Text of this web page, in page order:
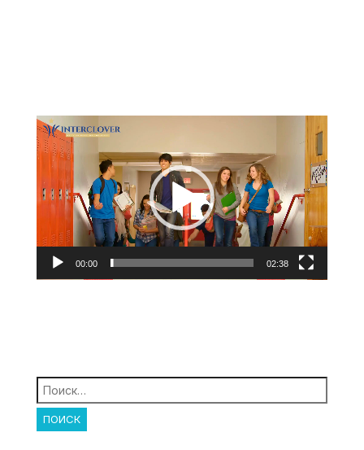
Видеоплеер
00:00 02:38
Найти: